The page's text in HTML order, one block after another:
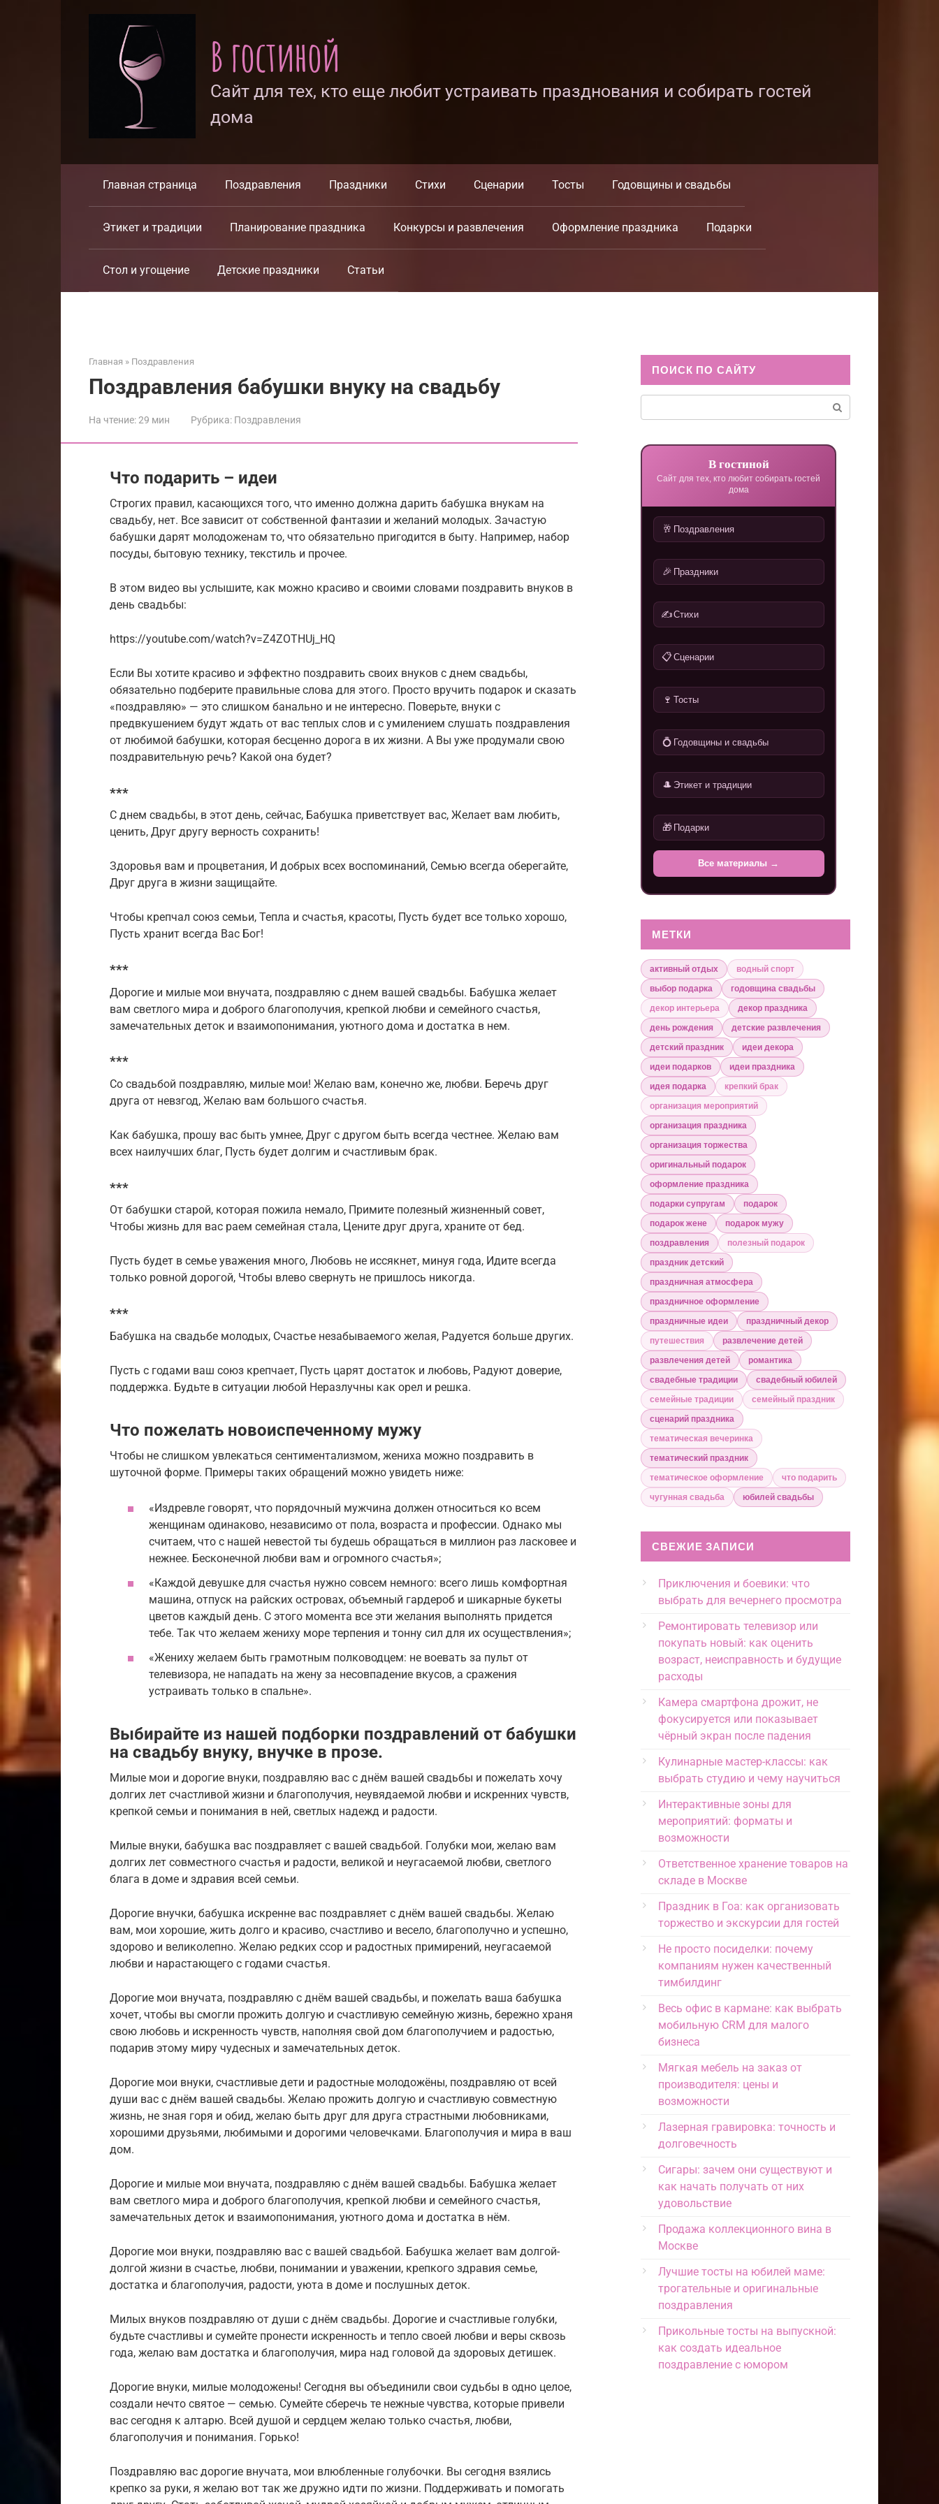
В гостиной
Сайт для тех, кто еще любит устраивать празднования и собирать гостей
дома
Главная страница Поздравления Праздники Стихи Сценарии Тосты Годовщины и свадьбы
Этикет и традиции Планирование праздника Конкурсы и развлечения Оформление праздника Подарки
Стол и угощение Детские праздники Статьи
Главная » Поздравления
Поздравления бабушки внуку на свадьбу
На чтение:29 мин Рубрика: Поздравления
Что подарить – идеи
Строгих правил, касающихся того, что именно должна дарить бабушка внукам на
свадьбу, нет. Все зависит от собственной фантазии и желаний молодых. Зачастую
бабушки дарят молодоженам то, что обязательно пригодится в быту. Например, набор
посуды, бытовую технику, текстиль и прочее.
В этом видео вы услышите, как можно красиво и своими словами поздравить внуков в
день свадьбы:
https://youtube.com/watch?v=Z4ZOTHUj_HQ
Если Вы хотите красиво и эффектно поздравить своих внуков с днем свадьбы,
обязательно подберите правильные слова для этого. Просто вручить подарок и сказать
«поздравляю» — это слишком банально и не интересно. Поверьте, внуки с
предвкушением будут ждать от вас теплых слов и с умилением слушать поздравления
от любимой бабушки, которая бесценно дорога в их жизни. А Вы уже продумали свою
поздравительную речь? Какой она будет?
***
С днем свадьбы, в этот день, сейчас, Бабушка приветствует вас, Желает вам любить,
ценить, Друг другу верность сохранить!
Здоровья вам и процветания, И добрых всех воспоминаний, Семью всегда оберегайте,
Друг друга в жизни защищайте.
Чтобы крепчал союз семьи, Тепла и счастья, красоты, Пусть будет все только хорошо,
Пусть хранит всегда Вас Бог!
***
Дорогие и милые мои внучата, поздравляю с днем вашей свадьбы. Бабушка желает
вам светлого мира и доброго благополучия, крепкой любви и семейного счастья,
замечательных деток и взаимопонимания, уютного дома и достатка в нем.
***
Со свадьбой поздравляю, милые мои! Желаю вам, конечно же, любви. Беречь друг
друга от невзгод, Желаю вам большого счастья.
Как бабушка, прошу вас быть умнее, Друг с другом быть всегда честнее. Желаю вам
всех наилучших благ, Пусть будет долгим и счастливым брак.
***
От бабушки старой, которая пожила немало, Примите полезный жизненный совет,
Чтобы жизнь для вас раем семейная стала, Цените друг друга, храните от бед.
Пусть будет в семье уважения много, Любовь не иссякнет, минуя года, Идите всегда
только ровной дорогой, Чтобы влево свернуть не пришлось никогда.
***
Бабушка на свадьбе молодых, Счастье незабываемого желая, Радуется больше других.
Пусть с годами ваш союз крепчает, Пусть царят достаток и любовь, Радуют доверие,
поддержка. Будьте в ситуации любой Неразлучны как орел и решка.
Что пожелать новоиспеченному мужу
Чтобы не слишком увлекаться сентиментализмом, жениха можно поздравить в
шуточной форме. Примеры таких обращений можно увидеть ниже:
«Издревле говорят, что порядочный мужчина должен относиться ко всем
женщинам одинаково, независимо от пола, возраста и профессии. Однако мы
считаем, что с нашей невестой ты будешь обращаться в миллион раз ласковее и
нежнее. Бесконечной любви вам и огромного счастья»;
«Каждой девушке для счастья нужно совсем немного: всего лишь комфортная
машина, отпуск на райских островах, объемный гардероб и шикарные букеты
цветов каждый день. С этого момента все эти желания выполнять придется
тебе. Так что желаем жениху море терпения и тонну сил для их осуществления»;
«Жениху желаем быть грамотным полководцем: не воевать за пульт от
телевизора, не нападать на жену за несовпадение вкусов, а сражения
устраивать только в спальне».
Выбирайте из нашей подборки поздравлений от бабушки
на свадьбу внуку, внучке в прозе.
Милые мои и дорогие внуки, поздравляю вас с днём вашей свадьбы и пожелать хочу
долгих лет счастливой жизни и благополучия, неувядаемой любви и искренних чувств,
крепкой семьи и понимания в ней, светлых надежд и радости.
Милые внуки, бабушка вас поздравляет с вашей свадьбой. Голубки мои, желаю вам
долгих лет совместного счастья и радости, великой и неугасаемой любви, светлого
блага в доме и здравия всей семьи.
Дорогие внучки, бабушка искренне вас поздравляет с днём вашей свадьбы. Желаю
вам, мои хорошие, жить долго и красиво, счастливо и весело, благополучно и успешно,
здорово и великолепно. Желаю редких ссор и радостных примирений, неугасаемой
любви и нарастающего с годами счастья.
Дорогие мои внучата, поздравляю с днём вашей свадьбы, и пожелать ваша бабушка
хочет, чтобы вы смогли прожить долгую и счастливую семейную жизнь, бережно храня
свою любовь и искренность чувств, наполняя свой дом благополучием и радостью,
подарив этому миру чудесных и замечательных деток.
Дорогие мои внуки, счастливые дети и радостные молодожёны, поздравляю от всей
души вас с днём вашей свадьбы. Желаю прожить долгую и счастливую совместную
жизнь, не зная горя и обид, желаю быть друг для друга страстными любовниками,
хорошими друзьями, любимыми и дорогими человечками. Благополучия и мира в ваш
дом.
Дорогие и милые мои внучата, поздравляю с днём вашей свадьбы. Бабушка желает
вам светлого мира и доброго благополучия, крепкой любви и семейного счастья,
замечательных деток и взаимопонимания, уютного дома и достатка в нём.
Дорогие мои внуки, поздравляю вас с вашей свадьбой. Бабушка желает вам долгой-
долгой жизни в счастье, любви, понимании и уважении, крепкого здравия семье,
достатка и благополучия, радости, уюта в доме и послушных деток.
Милых внуков поздравляю от души с днём свадьбы. Дорогие и счастливые голубки,
будьте счастливы и сумейте пронести искренность и тепло своей любви и веры сквозь
года, желаю вам достатка и благополучия, мира над головой да здоровых детишек.
Дорогие внуки, милые молодожены! Сегодня вы объединили свои судьбы в одно целое,
создали нечто святое — семью. Сумейте сберечь те нежные чувства, которые привели
вас сегодня к алтарю. Всей душой и сердцем желаю только счастья, любви,
благополучия и понимания. Горько!
Поздравляю вас дорогие внучата, мои влюбленные голубочки. Вы сегодня взялись
крепко за руки, я желаю вот так же дружно идти по жизни. Поддерживать и помогать
ПОИСК ПО САЙТУ
В гостиной
Сайт для тех, кто любит собирать гостей
дома
🥂 Поздравления
🎉 Праздники
✍️Стихи
📋 Сценарии
🍷 Тосты
💍 Годовщины и свадьбы
🎩 Этикет и традиции
🎁 Подарки
Все материалы →
МЕТКИ
активный отдых
водный спорт
выбор подарка
годовщина свадьбы
декор интерьера
декор праздника
день рождения
детские развлечения
детский праздник
идеи декора
идеи подарков
идеи праздника
идея подарка
крепкий брак
организация мероприятий
организация праздника
организация торжества
оригинальный подарок
оформление праздника
подарки супругам
подарок
подарок жене
подарок мужу
поздравления
полезный подарок
праздник детский
праздничная атмосфера
праздничное оформление
праздничные идеи
праздничный декор
путешествия
развлечение детей
развлечения детей
романтика
свадебные традиции
свадебный юбилей
семейные традиции
семейный праздник
сценарий праздника
тематическая вечеринка
тематический праздник
тематическое оформление
что подарить
чугунная свадьба
юбилей свадьбы
СВЕЖИЕ ЗАПИСИ
Приключения и боевики: что
выбрать для вечернего просмотра
Ремонтировать телевизор или
покупать новый: как оценить
возраст, неисправность и будущие
расходы
Камера смартфона дрожит, не
фокусируется или показывает
чёрный экран после падения
Кулинарные мастер-классы: как
выбрать студию и чему научиться
Интерактивные зоны для
мероприятий: форматы и
возможности
Ответственное хранение товаров на
складе в Москве
Праздник в Гоа: как организовать
торжество и экскурсии для гостей
Не просто посиделки: почему
компаниям нужен качественный
тимбилдинг
Весь офис в кармане: как выбрать
мобильную CRM для малого
бизнеса
Мягкая мебель на заказ от
производителя: цены и
возможности
Лазерная гравировка: точность и
долговечность
Сигары: зачем они существуют и
как начать получать от них
удовольствие
Продажа коллекционного вина в
Москве
Лучшие тосты на юбилей маме:
трогательные и оригинальные
поздравления
Прикольные тосты на выпускной:
как создать идеальное
поздравление с юмором